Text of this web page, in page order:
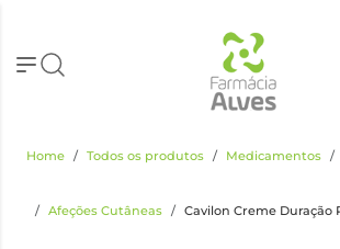
Home Todos os produtos Medicamentos
Afeções Cutâneas Cavilon Creme Duração